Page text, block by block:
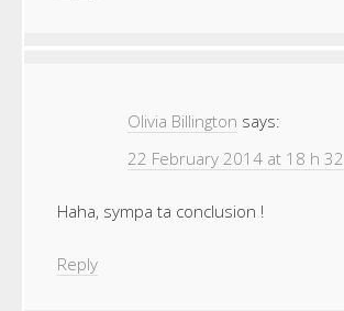
Olivia Billington says:
22 February 2014 at 18 h 32
Haha, sympa ta conclusion !
Reply